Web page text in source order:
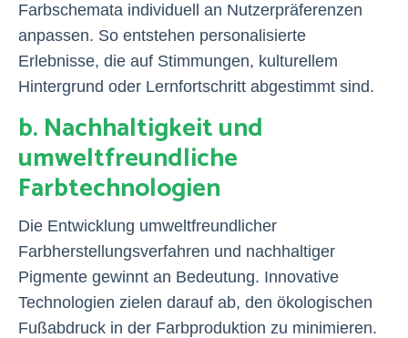
Farbschemata individuell an Nutzerpräferenzen
anpassen. So entstehen personalisierte
Erlebnisse, die auf Stimmungen, kulturellem
Hintergrund oder Lernfortschritt abgestimmt sind.
b. Nachhaltigkeit und
umweltfreundliche
Farbtechnologien
Die Entwicklung umweltfreundlicher
Farbherstellungsverfahren und nachhaltiger
Pigmente gewinnt an Bedeutung. Innovative
Technologien zielen darauf ab, den ökologischen
Fußabdruck in der Farbproduktion zu minimieren.